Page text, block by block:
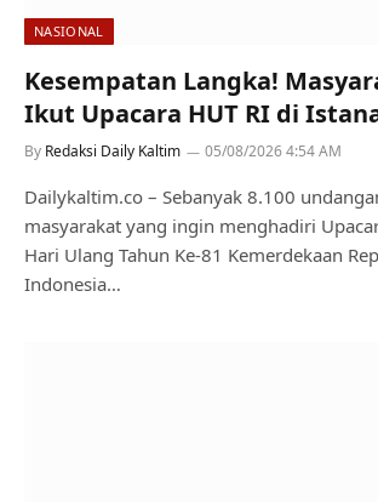
NASIONAL
Kesempatan Langka!
Ikut Upacara HUT RI di
By Redaksi Daily Kaltim 05/08/2026 4:54 AM
Dailykaltim.co – Sebanyak 8.100
masyarakat yang ingin menghadiri
Hari Ulang Tahun Ke-81 Kemerdekaan
Indonesia…